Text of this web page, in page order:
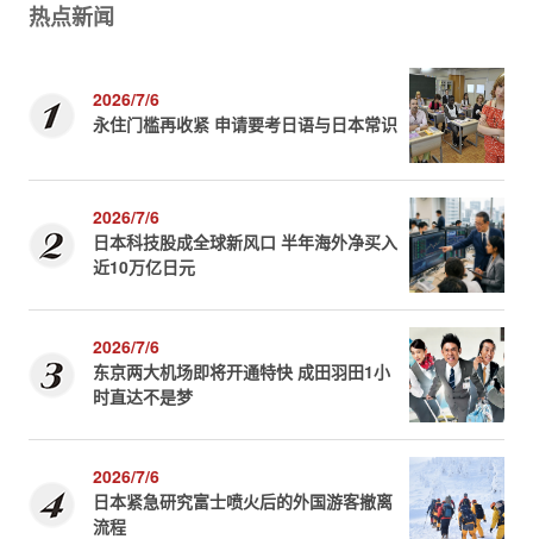
热点新闻
2026/7/6
永住门槛再收紧 申请要考日语与日本常识
2026/7/6
日本科技股成全球新风口 半年海外净买入
近10万亿日元
2026/7/6
东京两大机场即将开通特快 成田羽田1小
时直达不是梦
2026/7/6
日本紧急研究富士喷火后的外国游客撤离
流程